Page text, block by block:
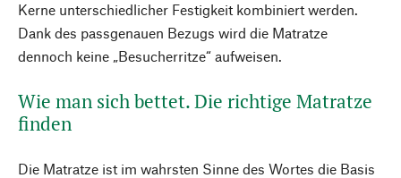
Kerne unterschiedlicher Festigkeit kombiniert werden.
Dank des passgenauen Bezugs wird die Matratze
dennoch keine „Besucherritze“ aufweisen.
Wie man sich bettet. Die richtige Matratze
finden
Die Matratze ist im wahrsten Sinne des Wortes die Basis